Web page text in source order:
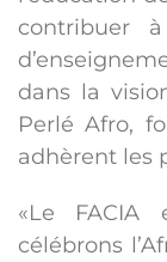
contribuer
dans la
Perlé Afro,
adhèrent les
«Le
célébrons